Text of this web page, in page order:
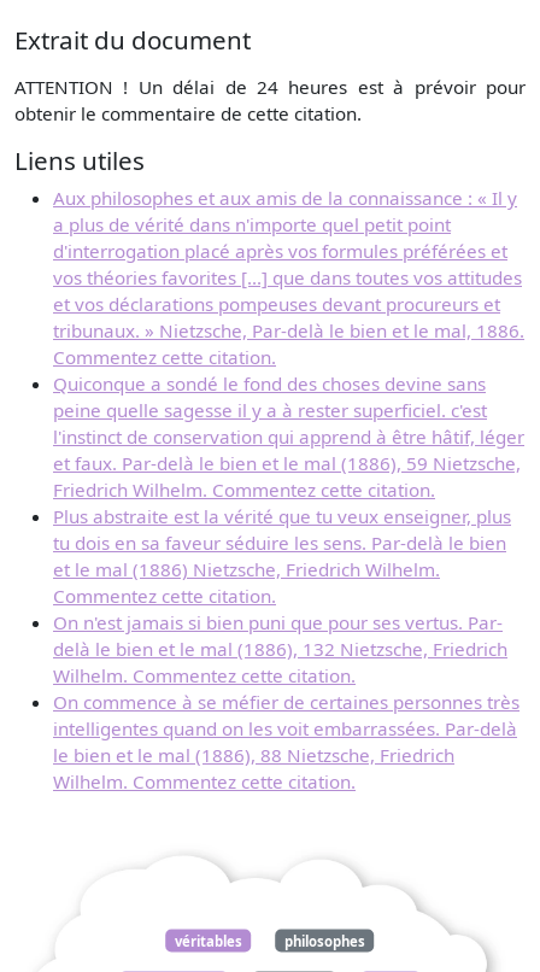
Extrait du document
ATTENTION ! Un délai de 24 heures est à prévoir pour
obtenir le commentaire de cette citation.
Liens utiles
Aux philosophes et aux amis de la connaissance : « Il y
a plus de vérité dans n'importe quel petit point
d'interrogation placé après vos formules préférées et
vos théories favorites [...] que dans toutes vos attitudes
et vos déclarations pompeuses devant procureurs et
tribunaux. » Nietzsche, Par-delà le bien et le mal, 1886.
Commentez cette citation.
Quiconque a sondé le fond des choses devine sans
peine quelle sagesse il y a à rester superficiel. c'est
l'instinct de conservation qui apprend à être hâtif, léger
et faux. Par-delà le bien et le mal (1886), 59 Nietzsche,
Friedrich Wilhelm. Commentez cette citation.
Plus abstraite est la vérité que tu veux enseigner, plus
tu dois en sa faveur séduire les sens. Par-delà le bien
et le mal (1886) Nietzsche, Friedrich Wilhelm.
Commentez cette citation.
On n'est jamais si bien puni que pour ses vertus. Par-
delà le bien et le mal (1886), 132 Nietzsche, Friedrich
Wilhelm. Commentez cette citation.
On commence à se méfier de certaines personnes très
intelligentes quand on les voit embarrassées. Par-delà
le bien et le mal (1886), 88 Nietzsche, Friedrich
Wilhelm. Commentez cette citation.
véritables philosophes